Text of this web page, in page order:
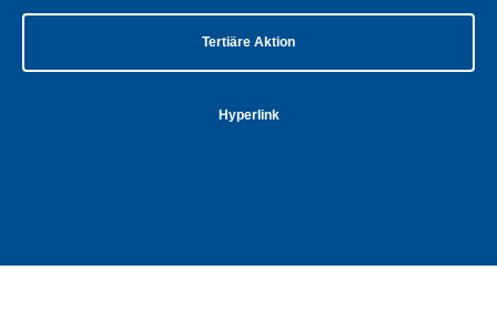
Tertiäre Aktion
Hyperlink